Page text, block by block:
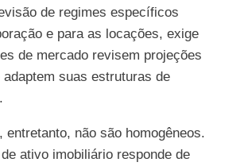
de regimes específicos
e para as locações, exige
de mercado revisem projeções
suas estruturas de
entretanto, não são homogêneos.
ativo imobiliário responde de